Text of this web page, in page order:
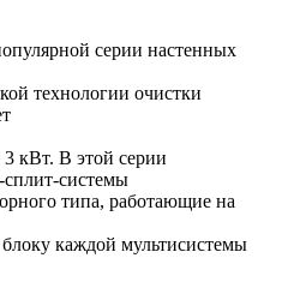
серии настенных
технологии очистки
кВт. В этой серии
сплит-системы
типа, работающие на
каждой мультисистемы